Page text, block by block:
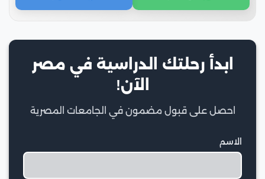
ابدأ رحلتك الدراسية في مصر
الآن!
احصل على قبول مضمون في الجامعات المصرية
الاسم